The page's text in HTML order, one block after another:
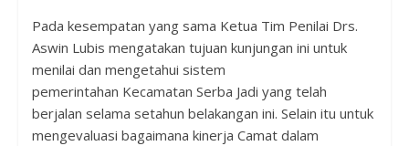
Pada kesempatan yang sama Ketua Tim Penilai Drs.
Aswin Lubis mengatakan tujuan kunjungan ini untuk
menilai dan mengetahui sistem
pemerintahan Kecamatan Serba Jadi yang telah
berjalan selama setahun belakangan ini. Selain itu untuk
mengevaluasi bagaimana kinerja Camat dalam